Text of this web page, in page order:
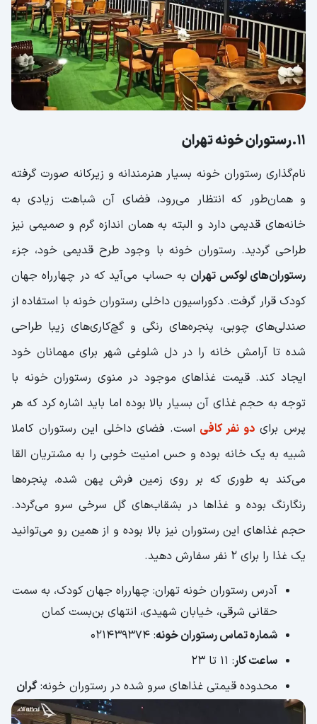
11.رستوران خونه تهران
نام‌گذاری رستوران خونه بسیار هنرمندانه و زیرکانه صورت گرفته
و همان‌طور که انتظار می‌رود، فضای آن شباهت زیادی به
خانه‌‌های قدیمی دارد و البته به همان اندازه گرم و صمیمی نیز
طراحی گردید. رستوران خونه با وجود طرح قدیمی خود، جزء
رستوران‌های لوکس تهران به حساب می‌آید که در چهارراه جهان
کودک قرار گرفت. دکوراسیون داخلی رستوران خونه با استفاده از
صندلی‌های چوبی، پنجره‌های رنگی و گچ‌کاری‌های زیبا طراحی
شده تا آرامش خانه را در دل شلوغی شهر برای مهمانان خود
ایجاد کند. قیمت غذاهای موجود در منوی رستوران خونه با
توجه به حجم غذای آن بسیار بالا بوده اما باید اشاره کرد که هر
پرس برایدو نفر کافی است. فضای داخلی این رستوران کاملا
شبیه به یک خانه بوده و حس امنیت خوبی را به مشتریان القا
می‌کند به طوری که بر روی زمین فرش پهن شده، پنجره‌ها
رنگارنگ بوده و غذاها در بشقاب‌های گل سرخی سرو می‌گردد.
حجم غذاهای این رستوران نیز بالا بوده و از همین رو می‌توانید
یک غذا را برای 2 نفر سفارش دهید.
آدرس رستوران خونه تهران: چهارراه جهان کودک، به سمت
حقانی شرقی، خیابان شهیدی، انتهای بن‌بست کمان
شماره تماس رستوران خونه: ۰۲۱۴۳۹۳۷۴
ساعت کار: ۱۱ تا ۲۳
محدوده قیمتی غذاهای سرو شده در رستوران خونه:گران